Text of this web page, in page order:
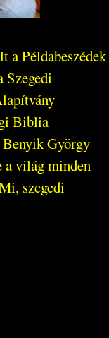
a Példabeszédek
Szegedi
Biblia
Benyik György
a világ minden
szegedi